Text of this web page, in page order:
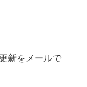
新をメールで